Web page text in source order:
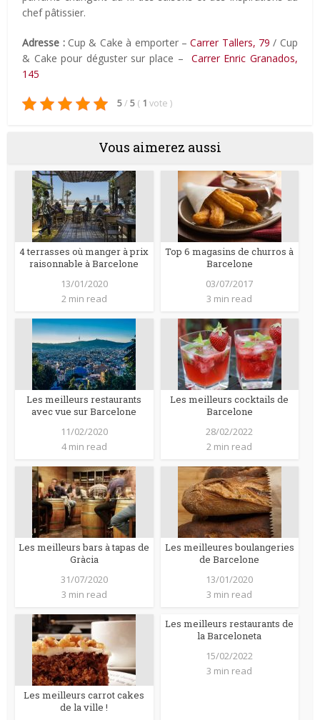
chef pâtissier.
Adresse : Cup & Cake à emporter –Carrer Tallers, 79 / Cup
& Cake pour déguster sur place – Carrer Enric Granados,
145
5/ 5 ( 1 vote )
Vous aimerez aussi
4 terrasses où manger à prix
raisonnable à Barcelone
13/01/2020
2 min read
Top 6 magasins de churros à
Barcelone
03/07/2017
3 min read
Les meilleurs restaurants
avec vue sur Barcelone
11/02/2020
4 min read
Les meilleurs cocktails de
Barcelone
28/02/2022
2 min read
Les meilleurs bars à tapas de
Gràcia
31/07/2020
3 min read
Les meilleures boulangeries
de Barcelone
13/01/2020
3 min read
Les meilleurs carrot cakes
de la ville !
Les meilleurs restaurants de
la Barceloneta
15/02/2022
3 min read